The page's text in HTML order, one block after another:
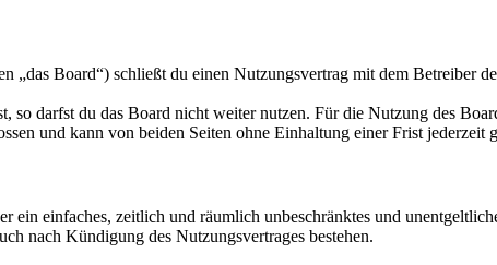
Board“) schließt du einen Nutzungsvertrag mit dem Betreiber
so darfst du das Board nicht weiter nutzen. Für die Nutzung des
und kann von beiden Seiten ohne Einhaltung einer Frist jederzeit
ein einfaches, zeitlich und räumlich unbeschränktes und
nach Kündigung des Nutzungsvertrages bestehen.